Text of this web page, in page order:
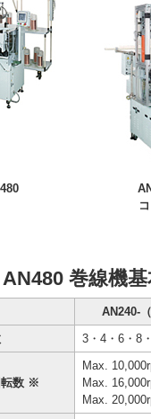
巻線機
AN240-
3・4・6・8
転数 ※
Max.
Max.
Max.